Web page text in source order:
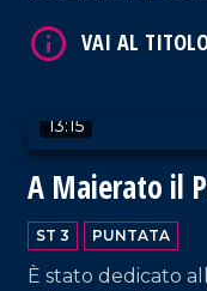
marina che si è
13:15
A Maierato il
ST 3 PUNTATA
È stato dedicato